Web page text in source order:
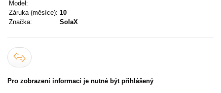
Model:
Záruka (měsíce): 10
Značka:
SolaX
Pro zobrazení informací je nutné být přihlášený